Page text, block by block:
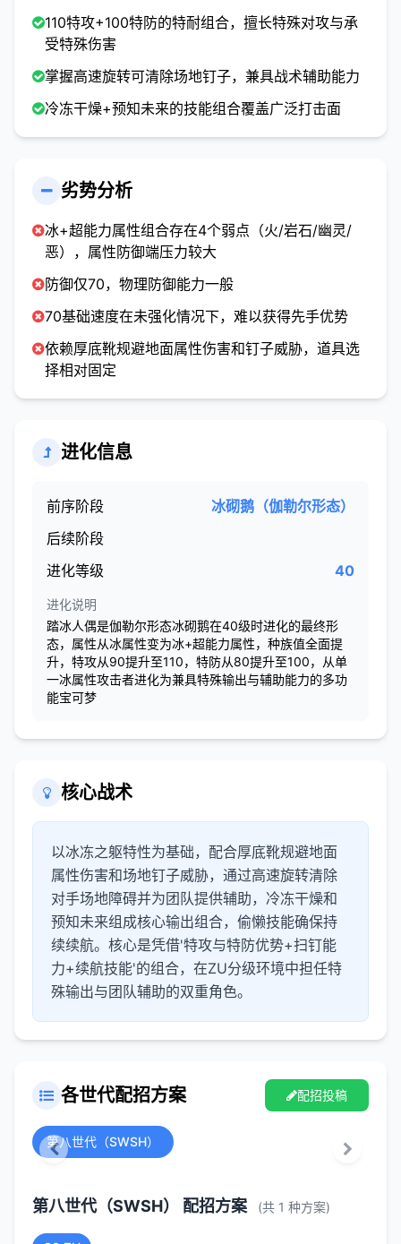
110特攻+100特防的特耐组合，擅长特殊对攻与承
受特殊伤害
掌握高速旋转可清除场地钉子，兼具战术辅助能力
冷冻干燥+预知未来的技能组合覆盖广泛打击面
劣势分析
冰+超能力属性组合存在4个弱点（火/岩石/幽灵/
恶），属性防御端压力较大
防御仅70，物理防御能力一般
70基础速度在未强化情况下，难以获得先手优势
依赖厚底靴规避地面属性伤害和钉子威胁，道具选
择相对固定
进化信息
前序阶段
冰砌鹅（伽勒尔形态）
后续阶段
进化等级
40
进化说明
踏冰人偶是伽勒尔形态冰砌鹅在40级时进化的最终形
态，属性从冰属性变为冰+超能力属性，种族值全面提
升，特攻从90提升至110，特防从80提升至100，从单
一冰属性攻击者进化为兼具特殊输出与辅助能力的多功
能宝可梦
核心战术
以冰冻之躯特性为基础，配合厚底靴规避地面
属性伤害和场地钉子威胁，通过高速旋转清除
对手场地障碍并为团队提供辅助，冷冻干燥和
预知未来组成核心输出组合，偷懒技能确保持
续续航。核心是凭借'特攻与特防优势+扫钉能
力+续航技能'的组合，在ZU分级环境中担任特
殊输出与团队辅助的双重角色。
各世代配招方案 配招投稿
第八世代（SWSH）
第八世代（SWSH） 配招方案 (共 1 种方案)